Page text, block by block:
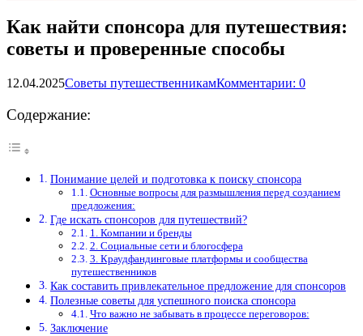
Как найти спонсора для путешествия:
советы и проверенные способы
12.04.2025Советы путешественникамКомментарии: 0
Содержание:
Понимание целей и подготовка к поиску спонсора
Основные вопросы для размышления перед созданием
предложения:
Где искать спонсоров для путешествий?
1. Компании и бренды
2. Социальные сети и блогосфера
3. Краудфандинговые платформы и сообщества
путешественников
Как составить привлекательное предложение для спонсоров
Полезные советы для успешного поиска спонсора
Что важно не забывать в процессе переговоров:
Заключение